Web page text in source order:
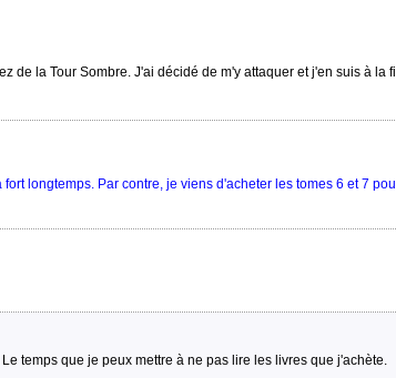
de la Tour Sombre. J'ai décidé de m'y attaquer et j'en suis à
longtemps. Par contre, je viens d'acheter les tomes 6 et 7
temps que je peux mettre à ne pas lire les livres que j'achète.